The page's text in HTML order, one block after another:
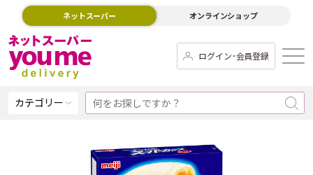
ネットスーパー オンラインショップ
ログイン･会員登録
カテゴリー